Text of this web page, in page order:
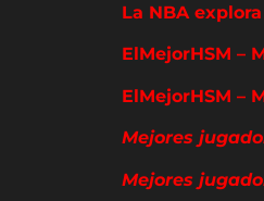
La NBA
ElMejorHSM –
ElMejorHSM –
Mejores
Mejores